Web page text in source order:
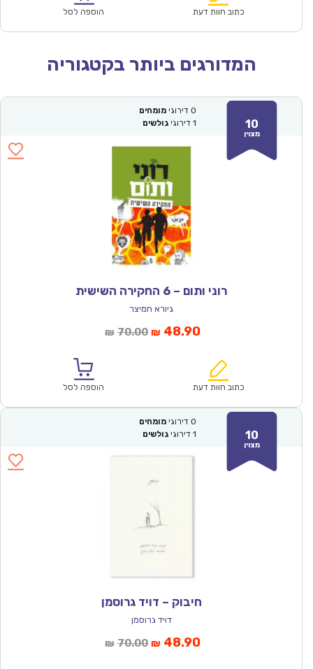
₪67.00.
כתוב חוות דעת הוספה לסל
המדורגים ביותר בקטגוריה
10
מצוין
0 דירוגי מומחים
1 דירוגי גולשים
רוני ותום – 6 החקירה השישית
גיורא חמיצר
₪ 70.00המחיר
₪70.00.
₪ 48.90המחיר
הוא:
כתוב חוות דעת הוספה לסל
10
מצוין
0 דירוגי מומחים
1 דירוגי גולשים
חיבוק – דויד גרוסמן
דויד גרוסמן
₪ 70.00המחיר
₪ 48.90המחיר